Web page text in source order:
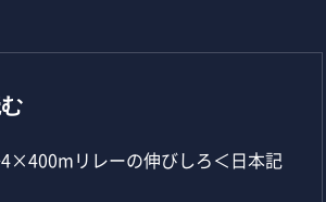
4×400mリレーの伸びしろ＜日本記